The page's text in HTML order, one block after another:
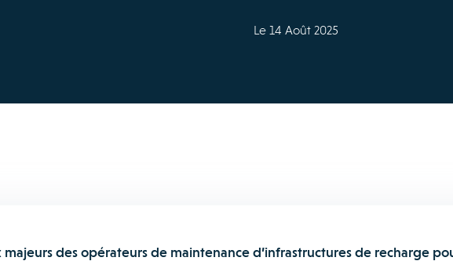
Le 14 Août 2025
majeurs des opérateurs de maintenance d’infrastructures de recharge